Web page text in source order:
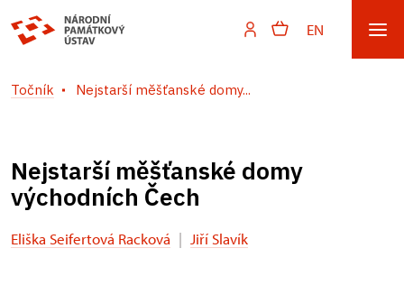
EN
Točník Nejstarší měšťanské domy...
Nejstarší měšťanské domy
východních Čech
Eliška Seifertová Racková | Jiří Slavík